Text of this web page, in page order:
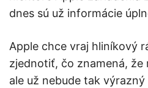
dnes sú už informácie
Apple chce vraj hliníkový
zjednotiť, čo znamená, že
ale už nebude tak